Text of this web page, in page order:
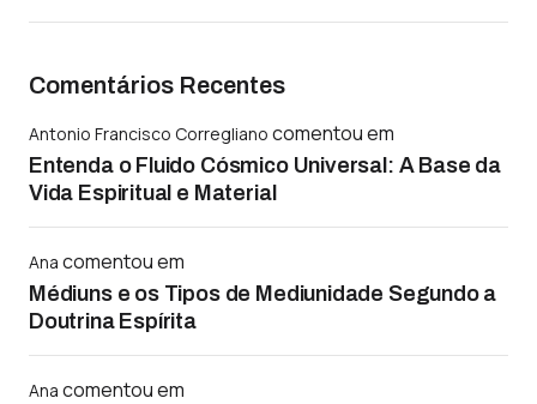
Comentários Recentes
Antonio Francisco Corregliano comentou em
Entenda o Fluido Cósmico Universal: A Base da
Vida Espiritual e Material
Ana comentou em
Médiuns e os Tipos de Mediunidade Segundo a
Doutrina Espírita
Ana comentou em